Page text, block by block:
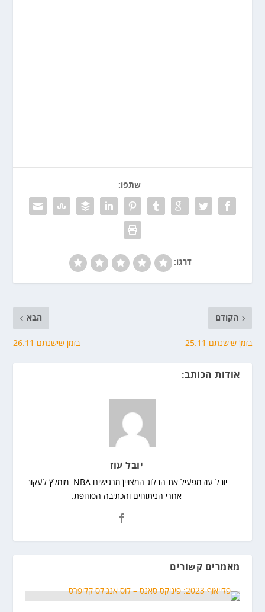
שתפו:
דרגו:
הקודם
בזמן שישנתם 25.11
הבא
בזמן שישנתם 26.11
אודות הכותב:
יובל עוז
יובל עוז מפעיל את הבלוג המצויין מרגישים NBA. מומלץ לעקוב
אחרי הניתוחים והכתיבה הסוחפת.
מאמרים קשורים